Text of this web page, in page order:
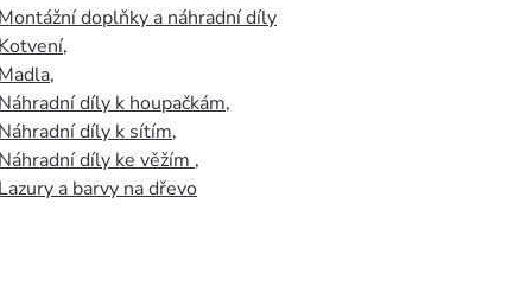
Montážní doplňky a náhradní díly
Kotvení,
Madla,
Náhradní díly k houpačkám,
Náhradní díly k sítím,
Náhradní díly ke věžím ,
Lazury a barvy na dřevo